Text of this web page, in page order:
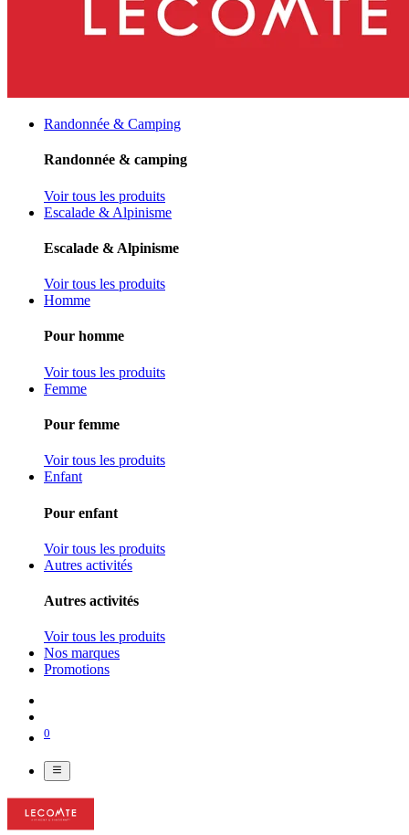
Randonnée & Camping
Randonnée & camping
Voir tous les produits
Escalade & Alpinisme
Escalade & Alpinisme
Voir tous les produits
Homme
Pour homme
Voir tous les produits
Femme
Pour femme
Voir tous les produits
Enfant
Pour enfant
Voir tous les produits
Autres activités
Autres activités
Voir tous les produits
Nos marques
Promotions
0